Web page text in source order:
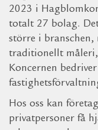
2023 i
totalt 27 bolag.
större i branschen,
traditionellt
Koncernen
Hos oss kan
privatpersoner få